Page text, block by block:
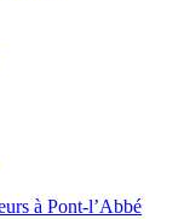
à Pont-l’Abbé